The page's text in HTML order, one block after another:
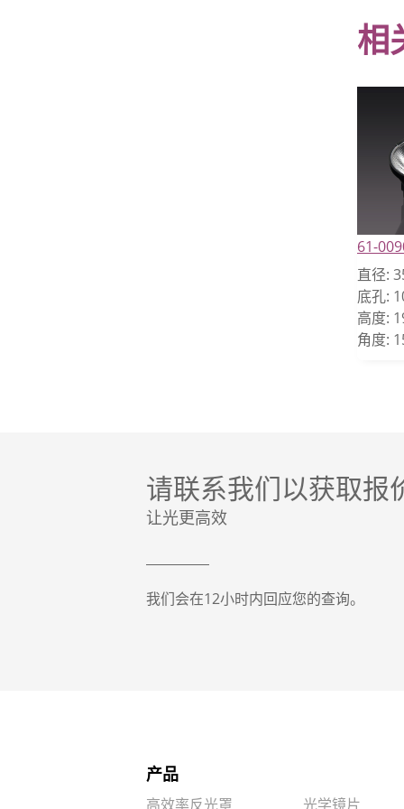
相
61-
直径:
底孔:
高度:
角度:
请联系我们以获取报
让光更高效
我们会在12小时内回应您的查询。
产品
高效率反光罩 光学镜片